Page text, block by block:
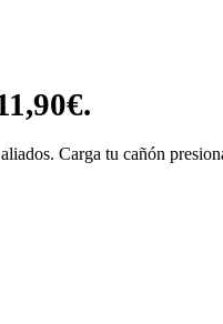
Carga tu cañón